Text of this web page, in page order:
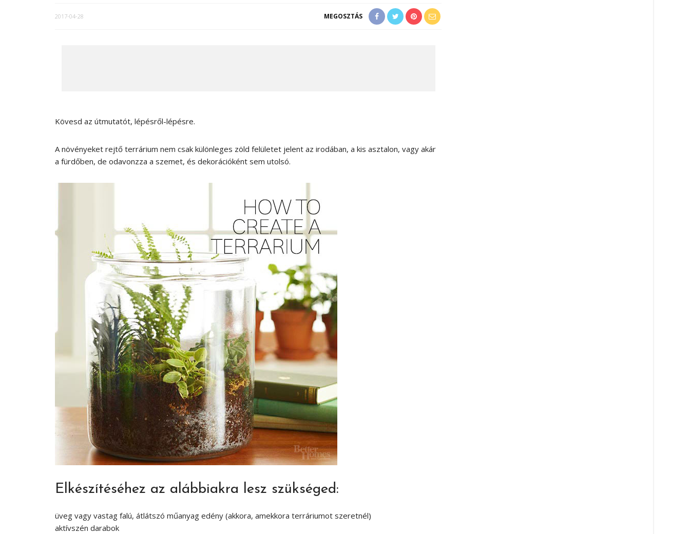
2017-04-28 MEGOSZTÁS
Kövesd az útmutatót, lépésről-lépésre.
A növényeket rejtő terrárium nem csak különleges zöld felületet jelent az irodában, a kis asztalon, vagy akár
a fürdőben, de odavonzza a szemet, és dekorációként sem utolsó.
Elkészítéséhez az alábbiakra lesz szükséged:
üveg vagy vastag falú, átlátszó műanyag edény (akkora, amekkora terráriumot szeretnél)
aktívszén darabok